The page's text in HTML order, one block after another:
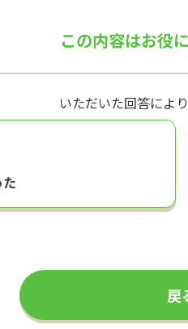
この内容はお役
いただいた回答によ
戻